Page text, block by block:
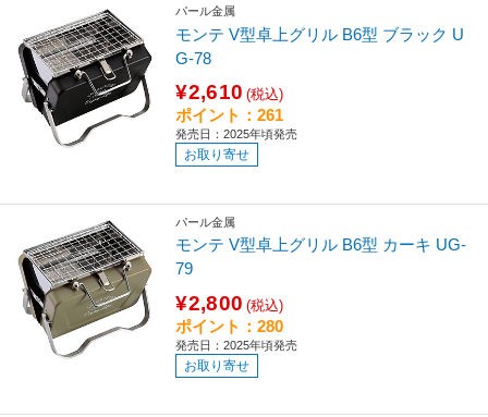
パール金属
モンテ V型卓上グリル B6型 ブラック U
G-78
¥2,610 (税込)
ポイント：261
発売日：2025年頃発売
お取り寄せ
パール金属
モンテ V型卓上グリル B6型 カーキ UG-
79
¥2,800 (税込)
ポイント：280
発売日：2025年頃発売
お取り寄せ